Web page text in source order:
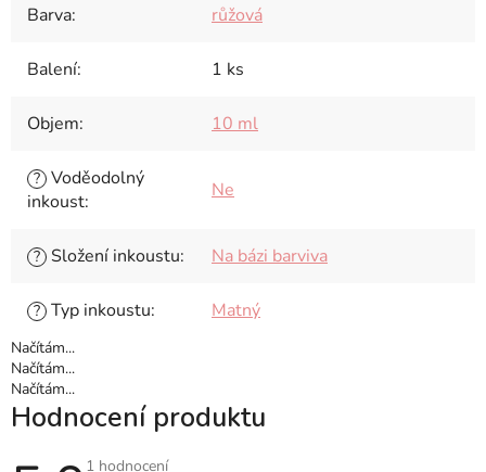
Barva: růžová
Balení: 1 ks
Objem: 10 ml
? Voděodolný
inkoust: Ne
? Složení inkoustu: Na bázi barviva
? Typ inkoustu: Matný
Načítám...
Načítám...
Načítám...
Hodnocení produktu
Průměrné
1 hodnocení